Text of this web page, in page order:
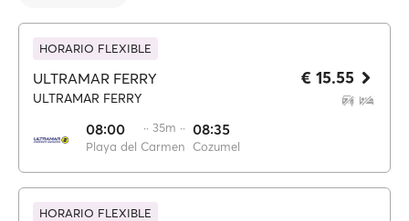
HORARIO FLEXIBLE
ULTRAMAR FERRY
ULTRAMAR FERRY
08:00
Playa del Carmen
·· 35m ·· 08:35
Cozumel
€ 15.55
HORARIO FLEXIBLE